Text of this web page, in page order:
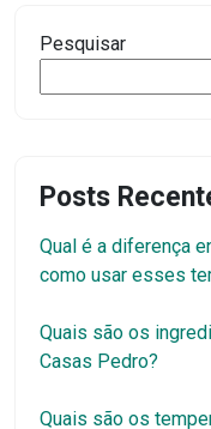
Pesquisar
Posts
Qual é a diferença
como usar esses
Quais são os
Casas Pedro?
Quais são os